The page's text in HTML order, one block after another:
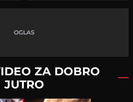
ZA DOBRO
JUTRO